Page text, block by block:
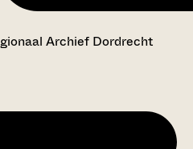
Archief Dordrecht